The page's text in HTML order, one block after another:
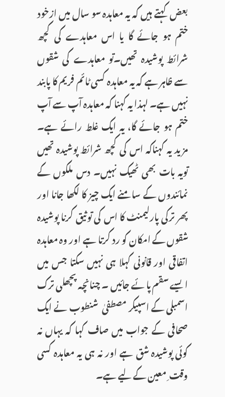
بعض کہتے ہیں کہ یہ معاہدہ سو سال میں ازخود
ختم ہو جائے گا یا اس معاہدے کی کچھ
شرائط پوشیدہ تھیں۔تو معاہدے کی شقوں
سے ظاہر ہے کہ یہ معاہدہ کسی ٹائم فریم کا پابند
نہیں ہے۔ لہذا یہ کہنا کہ معاہدہ آپ سے آپ
ختم ہو جائے گا، یہ ایک غلط رائے ہے۔
مزید یہ کہناکہ اس کی کچھ شرائط پوشیدہ تھیں
تویہ بات بھی ٹھیک نہیں۔ دس ملکوں کے
نمائندوں کے سامنے ایک چیز کا لکھا جانا اور
پھر ترکی پارلیمنٹ کا اس کی توثیق کرنا پوشیدہ
شقوں کے امکان کو رد کرتا ہے اور وہ معاہدہ
اتفاقی اور قانونی کہلا ہی نہیں سکتا جس میں
ایسے سقم پائے جائیں۔ چنانچہ پچھلی ترک
اسمبلی کے اسپیکر مصطفیٰ شنطوب نے ایک
صحافی کے جواب میں صاف کہا کہ یہاں نہ
کوئی پوشیدہ شق ہے اور نہ ہی یہ معاہدہ کسی
وقت ِ معین کے لیے ہے۔